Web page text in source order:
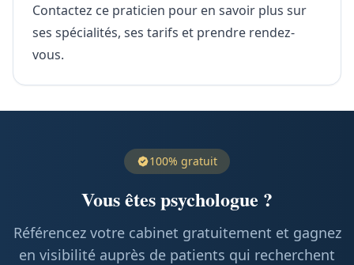
Contactez ce praticien pour en savoir plus sur
ses spécialités, ses tarifs et prendre rendez-
vous.
100% gratuit
Vous êtes psychologue ?
Référencez votre cabinet gratuitement et gagnez
en visibilité auprès de patients qui recherchent